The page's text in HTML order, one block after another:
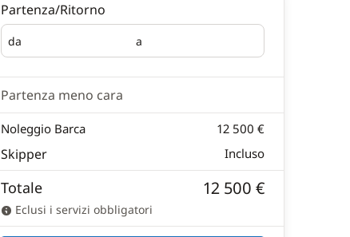
Partenza/Ritorno
da
Partenza a
Ritorno
Partenza meno cara
Noleggio Barca 12 500 €
Skipper Incluso
Totale 12 500 €
Eclusi i servizi obbligatori